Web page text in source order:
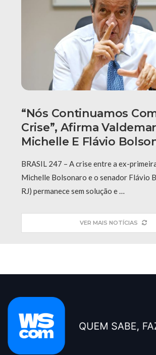
“Nós Continuamos
Crise”, Afirma
Michelle E Flávio
BRASIL 247 – A crise entre a ex-
Michelle Bolsonaro e o senador Flávio
RJ) permanece sem solução e …
VER MAIS NOTÍCIAS